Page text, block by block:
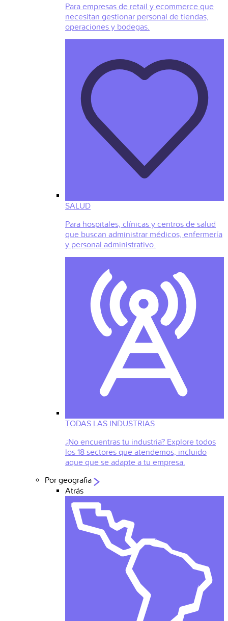
Para empresas de retail y ecommerce que
necesitan gestionar personal de tiendas,
operaciones y bodegas.
SALUD
Para hospitales, clínicas y centros de salud
que buscan administrar médicos, enfermería
y personal administrativo.
TODAS LAS INDUSTRIAS
¿No encuentras tu industria? Explore todos
los 18 sectores que atendemos, incluido
aque que se adapte a tu empresa.
Por geografia
Atrás